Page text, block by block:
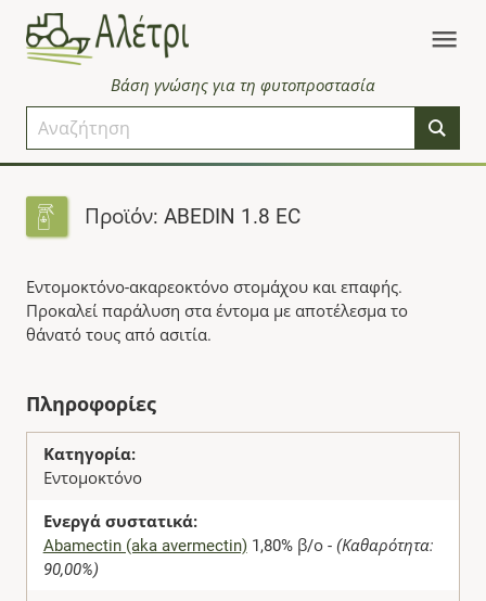
Βάση γνώσης για τη φυτοπροστασία
Προϊόν: ABEDIN 1.8 EC
Εντομοκτόνο-ακαρεοκτόνο στομάχου και επαφής.
Προκαλεί παράλυση στα έντομα με αποτέλεσμα το
θάνατό τους από ασιτία.
Πληροφορίες
Κατηγορία:
Εντομοκτόνο
Ενεργά συστατικά:
Abamectin (aka avermectin)1,80% β/ο - (Καθαρότητα:
90,00%)